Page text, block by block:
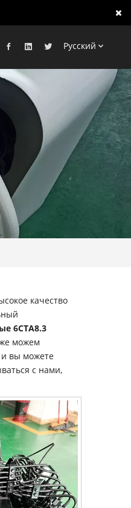
Pусский
качество
6CTA8.3
можем
и вы можете
с нами,